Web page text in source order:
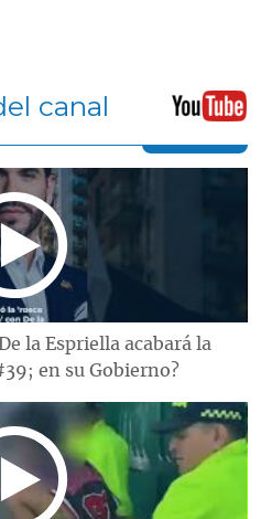
canal
la Espriella acabará la
en su Gobierno?